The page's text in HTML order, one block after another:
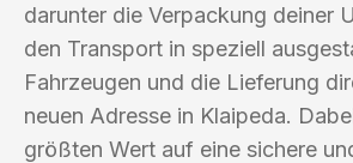
darunter die Verpackung deiner
den Transport in speziell
Fahrzeugen und die Lieferung
neuen Adresse in Klaipeda.
größten Wert auf eine sichere